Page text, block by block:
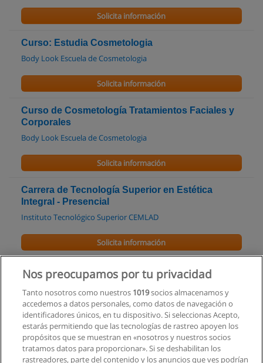
Solicita información
Curso: Estudia Cosmetologia
Body Look Escuela de Cosmetologia
Solicita información
Curso de Cosmetología Tratamientos Faciales y
Corporales
Body Look Escuela de Cosmetologia
Solicita información
Carrera de Tecnología Superior en Estética
Integral - Presencial
Instituto Tecnológico Superior CEMLAD
Solicita información
Carrera Tecnología Superior en Estética Integral -
Online
Instituto Tecnológico Superior CEMLAD
Solicita información
Nos preocupamos por tu privacidad
Tanto nosotros como nuestros 1019socios almacenamos y
accedemos a datos personales, como datos de navegación o
identificadores únicos, en tu dispositivo. Si seleccionas Acepto,
estarás permitiendo que las tecnologías de rastreo apoyen los
propósitos que se muestran en «nosotros y nuestros socios
tratamos datos para proporcionar». Si se deshabilitan los
rastreadores, parte del contenido y los anuncios que ves podrían